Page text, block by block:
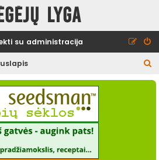
lyga
su administracija
e